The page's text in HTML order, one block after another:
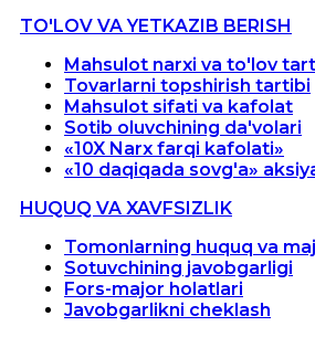
TO'LOV VA YETKAZIB BERISH
Mahsulot narxi va to'lov
Tovarlarni topshirish tartibi
Mahsulot sifati va kafolat
Sotib oluvchining da'volari
«10X Narx farqi kafolati»
«10 daqiqada sovg'a»
HUQUQ VA XAVFSIZLIK
Tomonlarning huquq va
Sotuvchining javobgarligi
Fors-major holatlari
Javobgarlikni cheklash